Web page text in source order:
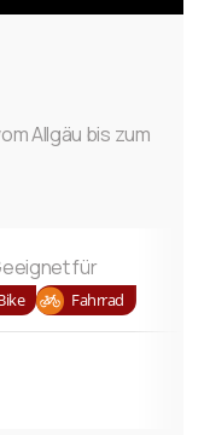
Allgäu bis zum
für
Fahrrad